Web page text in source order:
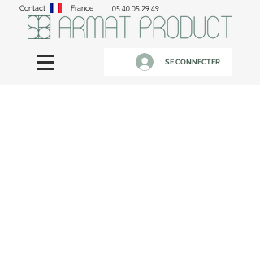
Contact France 05 40 05 29 49
SE CONNECTER